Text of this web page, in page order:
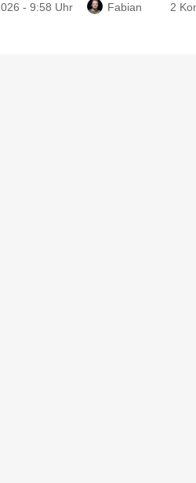
- 9:58 Uhr Fabian 2